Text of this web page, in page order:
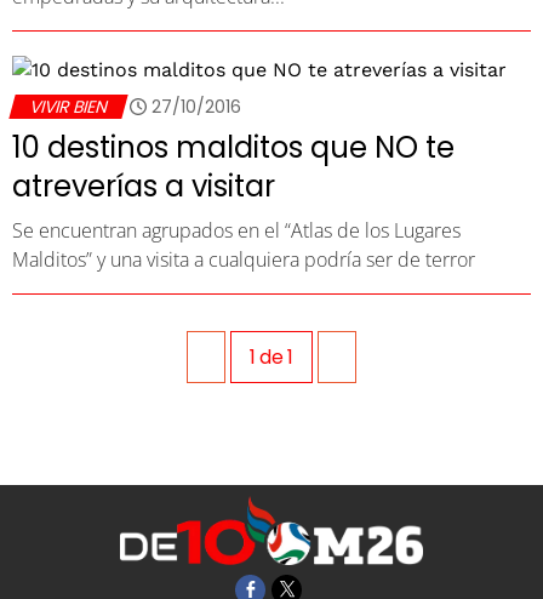
VIVIR BIEN 27/10/2016
10 destinos malditos que NO te
atreverías a visitar
Se encuentran agrupados en el “Atlas de los Lugares
Malditos” y una visita a cualquiera podría ser de terror
1de1